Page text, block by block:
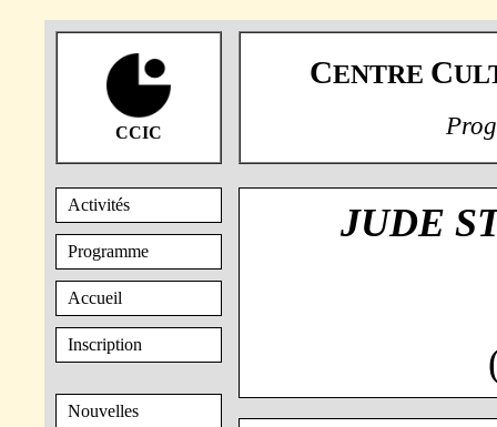
CCIC
CENTRE C
Activités
Programme
Accueil
Inscription
Nouvelles
JUDE